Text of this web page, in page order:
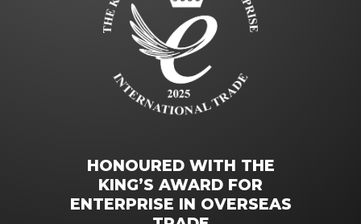
HONOURED WITH THE
KING’S AWARD FOR
ENTERPRISE IN OVERSEAS